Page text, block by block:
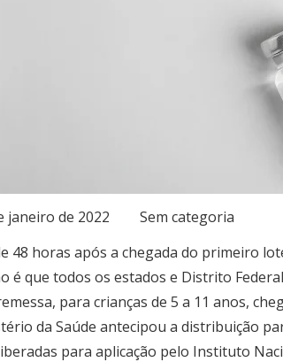
janeiro de 2022
Sem categoria
48 horas após a chegada do primeiro
é que todos os estados e Distrito
para crianças de 5 a 11 anos,
da Saúde antecipou a distribuição
para aplicação pelo Instituto